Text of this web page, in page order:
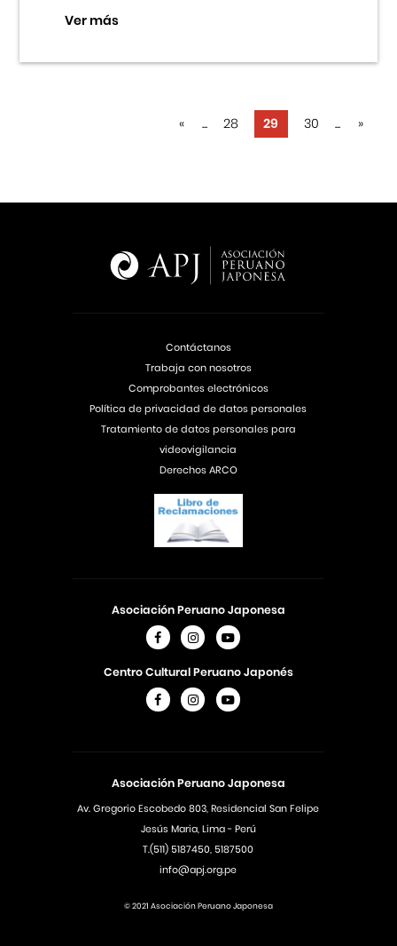
Ver más
« ... 28 29 30 ... »
Asociación Peruano Japonesa
Av. Gregorio Escobedo 803, Residencial San Felipe
Jesús Maria, Lima - Perú
T.(511) 5187450, 5187500
info@apj.org.pe
Asociación Peruano Japonesa
Centro Cultural Peruano Japonés
Contáctanos
Trabaja con nosotros
Comprobantes electrónicos
Política de privacidad de datos personales
Tratamiento de datos personales para
videovigilancia
Derechos ARCO
© 2021 Asociación Peruano Japonesa